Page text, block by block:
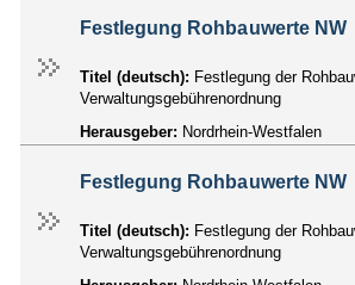
Festlegung Rohbauwerte NW
Titel (deutsch): Festlegung der
Verwaltungsgebührenordnung
Herausgeber: Nordrhein-Westfalen
Festlegung Rohbauwerte NW
Titel (deutsch): Festlegung der
Verwaltungsgebührenordnung